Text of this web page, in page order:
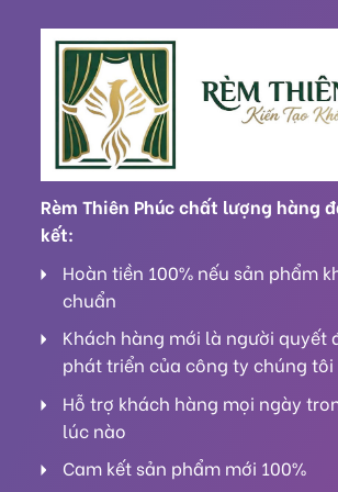
Rèm Thiên Phúc chất lượng hàng
kết:
Hoàn tiền 100% nếu sản phẩm
chuẩn
Khách hàng mới là người quyết
phát triển của công ty chúng tôi
Hỗ trợ khách hàng mọi ngày
lúc nào
Cam kết sản phẩm mới 100%